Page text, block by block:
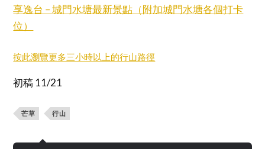
享逸台 – 城門水塘最新景點（附加城門水塘各個打卡
位）
按此瀏覽更多三小時以上的行山路徑
初稿 11/21
芒草 行山